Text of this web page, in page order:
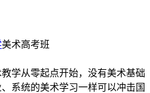
美术高考班
学从零起点开始，没有美术基础
系统的美术学习一样可以冲击国